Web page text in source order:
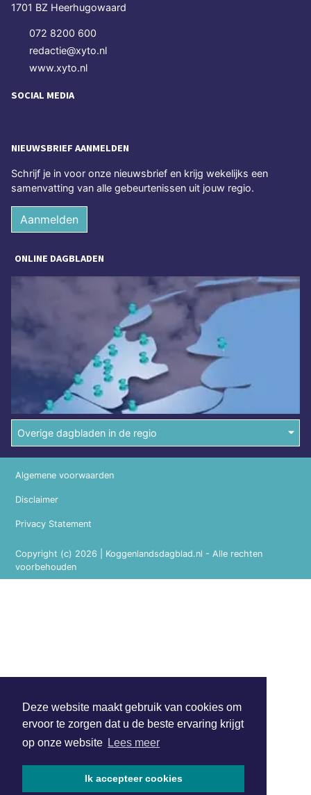
Deze website maakt gebruik van cookies om
ervoor te zorgen dat u de beste ervaring krijgt
op onze website Lees meer
Ik accepteer cookies
1701 BZ Heerhugowaard
072 8200 600
redactie@xyto.nl
www.xyto.nl
SOCIAL MEDIA
NIEUWSBRIEF AANMELDEN
Schrijf je in voor onze nieuwsbrief en krijg wekelijks een
samenvatting van alle gebeurtenissen uit jouw regio.
Aanmelden
ONLINE DAGBLADEN
Overige dagbladen in de regio
Copyright (c) 2026 | Koggenlandsdagblad.nl - Alle rechten
voorbehouden
Algemene voorwaarden
Disclaimer
Privacy Statement